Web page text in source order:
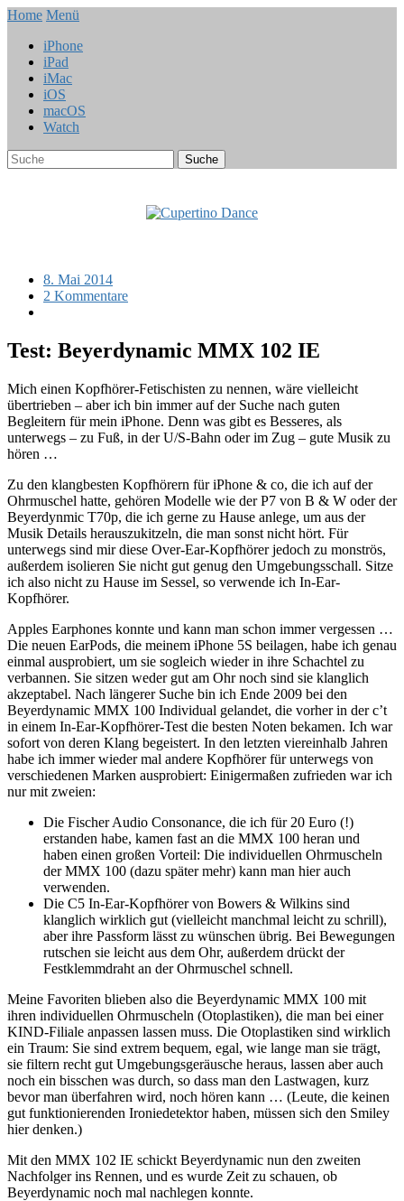
Home Menü
iPhone
iPad
iMac
iOS
macOS
Watch
8. Mai 2014
2 Kommentare
Test: Beyerdynamic MMX 102 IE
Mich einen Kopfhörer-Fetischisten zu nennen, wäre vielleicht
übertrieben – aber ich bin immer auf der Suche nach guten
Begleitern für mein iPhone. Denn was gibt es Besseres, als
unterwegs – zu Fuß, in der U/S-Bahn oder im Zug – gute Musik zu
hören …
Zu den klangbesten Kopfhörern für iPhone & co, die ich auf der
Ohrmuschel hatte, gehören Modelle wie der P7 von B & W oder der
Beyerdynmic T70p, die ich gerne zu Hause anlege, um aus der
Musik Details herauszukitzeln, die man sonst nicht hört. Für
unterwegs sind mir diese Over-Ear-Kopfhörer jedoch zu monströs,
außerdem isolieren Sie nicht gut genug den Umgebungsschall. Sitze
ich also nicht zu Hause im Sessel, so verwende ich In-Ear-
Kopfhörer.
Apples Earphones konnte und kann man schon immer vergessen …
Die neuen EarPods, die meinem iPhone 5S beilagen, habe ich genau
einmal ausprobiert, um sie sogleich wieder in ihre Schachtel zu
verbannen. Sie sitzen weder gut am Ohr noch sind sie klanglich
akzeptabel. Nach längerer Suche bin ich Ende 2009 bei den
Beyerdynamic MMX 100 Individual gelandet, die vorher in der c’t
in einem In-Ear-Kopfhörer-Test die besten Noten bekamen. Ich war
sofort von deren Klang begeistert. In den letzten viereinhalb Jahren
habe ich immer wieder mal andere Kopfhörer für unterwegs von
verschiedenen Marken ausprobiert: Einigermaßen zufrieden war ich
nur mit zweien:
Die Fischer Audio Consonance, die ich für 20 Euro (!)
erstanden habe, kamen fast an die MMX 100 heran und
haben einen großen Vorteil: Die individuellen Ohrmuscheln
der MMX 100 (dazu später mehr) kann man hier auch
verwenden.
Die C5 In-Ear-Kopfhörer von Bowers & Wilkins sind
klanglich wirklich gut (vielleicht manchmal leicht zu schrill),
aber ihre Passform lässt zu wünschen übrig. Bei Bewegungen
rutschen sie leicht aus dem Ohr, außerdem drückt der
Festklemmdraht an der Ohrmuschel schnell.
Meine Favoriten blieben also die Beyerdynamic MMX 100 mit
ihren individuellen Ohrmuscheln (Otoplastiken), die man bei einer
KIND-Filiale anpassen lassen muss. Die Otoplastiken sind wirklich
ein Traum: Sie sind extrem bequem, egal, wie lange man sie trägt,
sie filtern recht gut Umgebungsgeräusche heraus, lassen aber auch
noch ein bisschen was durch, so dass man den Lastwagen, kurz
bevor man überfahren wird, noch hören kann … (Leute, die keinen
gut funktionierenden Ironiedetektor haben, müssen sich den Smiley
hier denken.)
Mit den MMX 102 IE schickt Beyerdynamic nun den zweiten
Nachfolger ins Rennen, und es wurde Zeit zu schauen, ob
Beyerdynamic noch mal nachlegen konnte.